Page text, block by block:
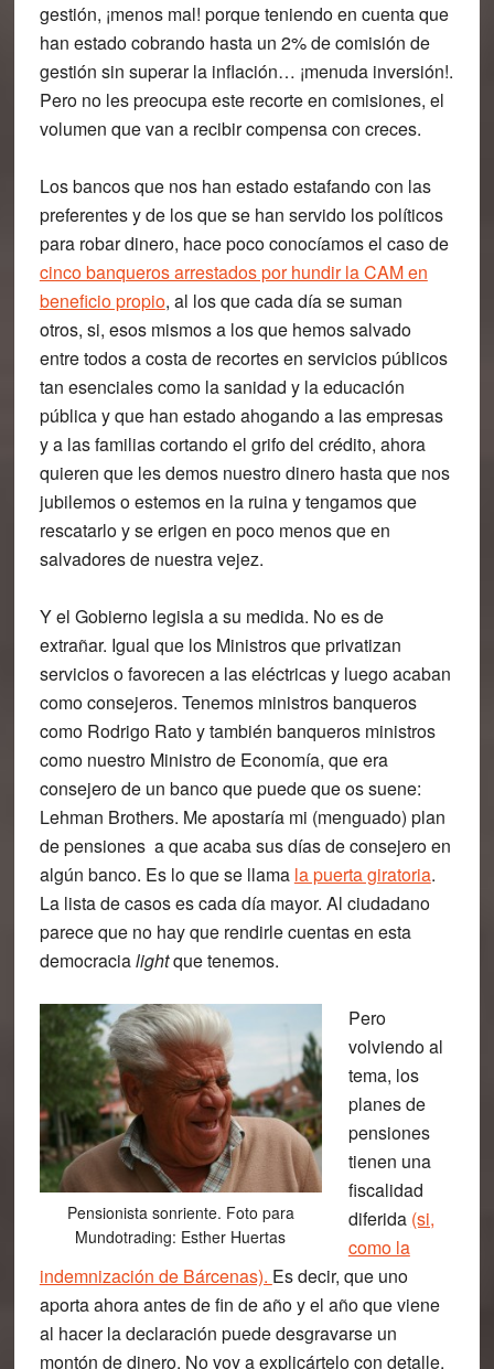
gestión, ¡menos mal! porque teniendo en cuenta que
han estado cobrando hasta un 2% de comisión de
gestión sin superar la inflación… ¡menuda inversión!.
Pero no les preocupa este recorte en comisiones, el
volumen que van a recibir compensa con creces.
Los bancos que nos han estado estafando con las
preferentes yde los que se han servido los políticos
para robar dinero, hace poco conocíamos el caso de
cinco banqueros arrestados por hundir la CAM en
beneficio propio, al los que cada día se suman
otros, si, esos mismos a los que hemos salvado
entre todos a costa de recortes en servicios públicos
tan esenciales como la sanidad y la educación
pública y que han estado ahogando a las empresas
y a las familias cortando el grifo del crédito, ahora
quieren que les demos nuestro dinero hasta que nos
jubilemos o estemos en la ruina y tengamos que
rescatarlo yse erigen en poco menos que en
salvadores de nuestra vejez.
Y el Gobierno legisla a su medida. No es de
extrañar. Igual que los Ministros que privatizan
servicios o favorecen a las eléctricas y luego acaban
como consejeros. Tenemos ministros banqueros
como Rodrigo Rato y también banqueros ministros
como nuestro Ministro de Economía, que era
consejero de un banco que puede que os suene:
Lehman Brothers. Me apostaría mi (menguado) plan
de pensiones a que acaba sus días de consejero en
algún banco. Es lo que se llama la puerta giratoria.
La lista de casos es cada día mayor. Al ciudadano
parece que no hay que rendirle cuentas en esta
democracialightque tenemos.
Pensionista sonriente. Foto para
Mundotrading: Esther Huertas
Pero
volviendo al
tema, los
planes de
pensiones
tienen una
fiscalidad
diferida (si,
como la
indemnización de Bárcenas). Es decir, que uno
aporta ahora antes de fin de año y el año que viene
al hacer la declaración puede desgravarse un
montón de dinero. No voy a explicártelo con detalle,